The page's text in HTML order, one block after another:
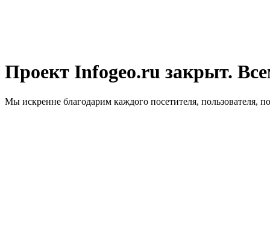
Проект Infogeo.ru закрыт.
Мы искренне благодарим каждого посетителя, пользователя,